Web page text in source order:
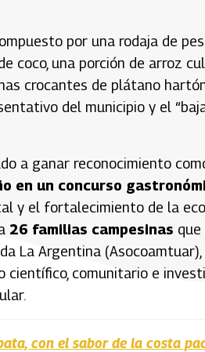
por una rodaja de
coco, una porción de arroz
crocantes de plátano
del municipio y el
a ganar reconocimiento
en un concurso
y el fortalecimiento de la
26 familias campesinas
La Argentina
científico, comunitario e
con el sabor de la costa